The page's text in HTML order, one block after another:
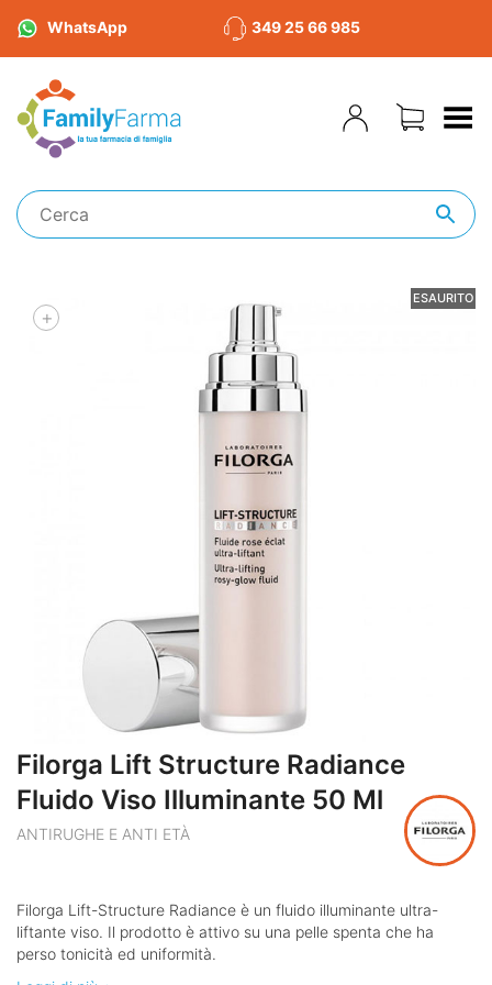
WhatsApp 349 25 66 985
Toggle Menu
ESAURITO
+
Filorga Lift Structure Radiance
Fluido Viso Illuminante 50 Ml
ANTIRUGHE E ANTI ETÀ
Filorga Lift-Structure Radiance è un fluido illuminante ultra-
liftante viso. Il prodotto è attivo su una pelle spenta che ha
perso tonicità ed uniformità.